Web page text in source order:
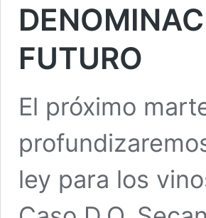
FUTURO
El próximo
ley para los